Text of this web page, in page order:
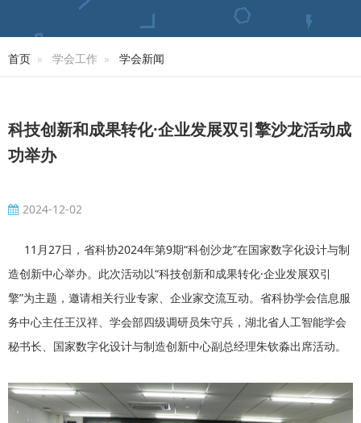
首页 学会工作 学会新闻
科技创新和成果转化·企业发展双引擎沙龙活动成
功举办
2024-12-02
11月27日，省科协2024年第9期“科创沙龙”在国家数字化设计与制
造创新中心举办。此次活动以“科技创新和成果转化·企业发展双引
擎”为主题，邀请相关行业专家、企业家交流互动。省科协学会信息服
务中心主任王汉祥、学会部四级调研员朱守兵，湖北省人工智能学会
秘书长、国家数字化设计与制造创新中心副总经理朱钦淼出席活动。